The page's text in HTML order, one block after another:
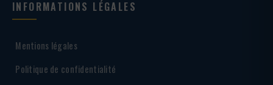
INFORMATIONS LÉGALES
Mentions légales
Politique de confidentialité